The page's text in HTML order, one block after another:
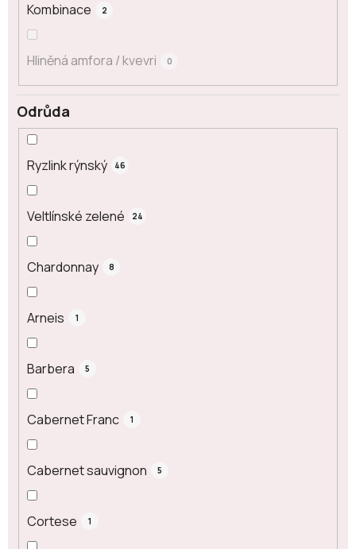
Odrůda
Ryzlink rýnský 46
Veltlínské zelené 24
Chardonnay 8
Arneis 1
Barbera 5
Cabernet Franc 1
Cabernet sauvignon 5
Cortese 1
Kombinace 2
Hliněná amfora / kvevri 0